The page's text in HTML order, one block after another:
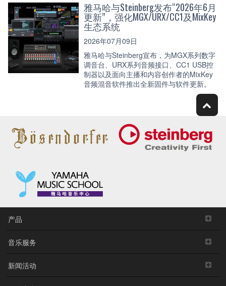
雅马哈与Steinberg发布“2026年6月
更新”，强化MGX/URX/CC1及MixKey
生态系统
2026年07月09日
雅马哈与Steinberg宣布，为MGX系列数字
调音台、URX系列音频接口、CC1 USB控
制器以及面向主播和内容创作者的MixKey
音频混音软件推出全新固件与软件更新。
产品
音乐服务
新闻活动